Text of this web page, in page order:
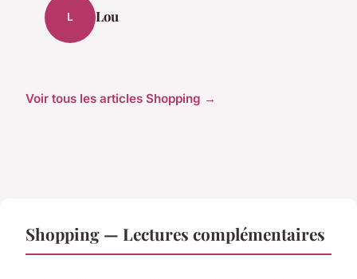
L Lou
Voir tous les articles Shopping →
Shopping — Lectures complémentaires